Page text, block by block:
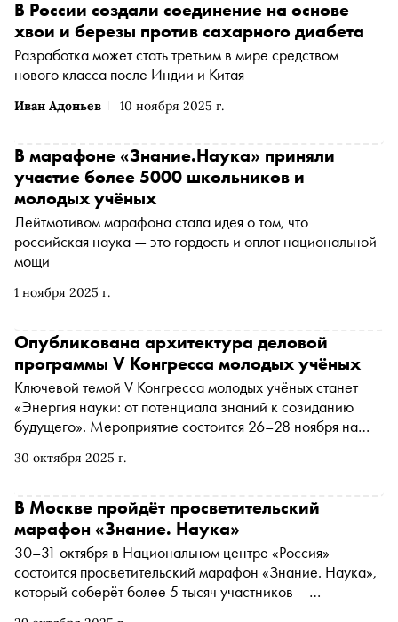
Иван Адоньев 10 ноября 2025 г.
В России создали соединение на основе
хвои и березы против сахарного диабета
Разработка может стать третьим в мире средством
нового класса после Индии и Китая
1 ноября 2025 г.
В марафоне «Знание.Наука» приняли
участие более 5000 школьников и
молодых учёных
Лейтмотивом марафона стала идея о том, что
российская наука — это гордость и оплот национальной
мощи
30 октября 2025 г.
Опубликована архитектура деловой
программы V Конгресса молодых учёных
Ключевой темой V Конгресса молодых учёных станет
«Энергия науки: от потенциала знаний к созиданию
будущего». Мероприятие состоится 26–28 ноября на
учёных — ключевое ежегодное мероприятие
президентом РФ Владимиром Путиным в 2022–2031
годах
В Москве пройдёт просветительский
марафон «Знание. Наука»
30–31 октября в Национальном центре «Россия»
состоится просветительский марафон «Знание. Наука»,
который соберёт более 5 тысяч участников —